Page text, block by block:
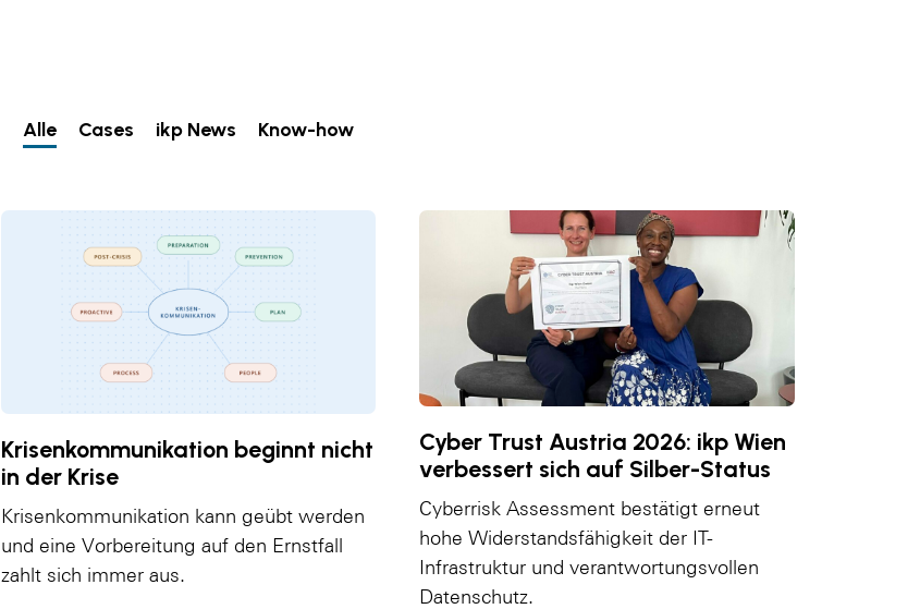
Alle Cases ikp News Know-how
Krisenkommunikation beginnt nicht
in der Krise
Krisenkommunikation kann geübt werden
und eine Vorbereitung auf den Ernstfall
zahlt sich immer aus.
Cyber Trust Austria 2026: ikp Wien
verbessert sich auf Silber-Status
Cyberrisk Assessment bestätigt erneut
hohe Widerstandsfähigkeit der IT-
Infrastruktur und verantwortungsvollen
Datenschutz.